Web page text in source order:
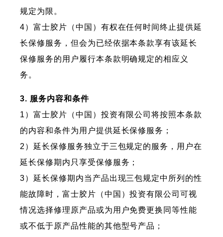
规定为限。
4）富士胶片（中国）有权在任何时间终止提供延
长保修服务，但会为已经依据本条款享有该延长
保修服务的用户履行本条款明确规定的相应义
务。
3. 服务内容和条件
1）富士胶片（中国）投资有限公司将按照本条款
的内容和条件为用户提供延长保修服务；
2）延长保修服务独立于三包规定的服务，用户在
延长保修期内只享受保修服务；
3）延长保修期内当产品出现三包规定中所列的性
能故障时，富士胶片（中国）投资有限公司可视
情况选择修理原产品或为用户免费更换同等性能
或不低于原产品性能的其他型号产品；